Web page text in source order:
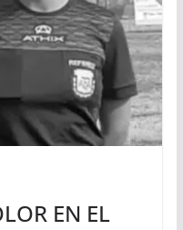
EN EL